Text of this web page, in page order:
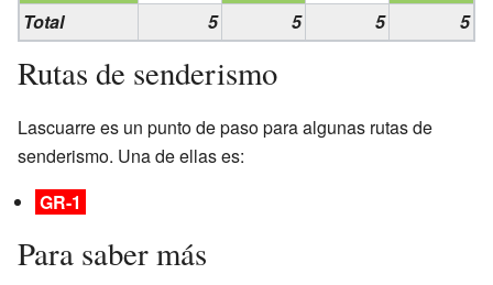
Total
5 5 5 5
Rutas de senderismo
Lascuarre es un punto de paso para algunas rutas de
senderismo. Una de ellas es:
GR-1
Para saber más